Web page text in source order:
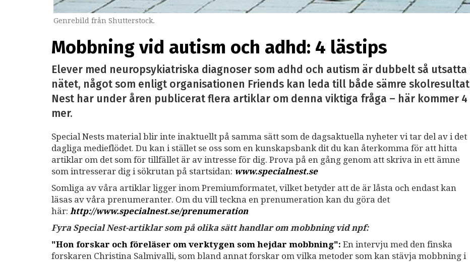
Genrebild från Shutterstock.
Mobbning vid autism och adhd: 4 lästips
Elever med neuropsykiatriska diagnoser som adhd och autism är dubbelt så
nätet, något som enligt organisationen Friends kan leda till både sämre
Nest har under åren publicerat flera artiklar om denna viktiga fråga – här kommer
mer.
Special Nests material blir inte inaktuellt på samma sätt som de dagsaktuella nyheter vi tar del av i det
dagliga medieflödet. Du kan i stället se oss som en kunskapsbank dit du kan återkomma för att hitta
artiklar om det som för tillfället är av intresse för dig. Prova på en gång genom att skriva in ett ämne
som intresserar dig i sökrutan på startsidan: www.specialnest.se
Somliga av våra artiklar ligger inom Premiumformatet, vilket betyder att de är låsta och endast kan
läsas av våra prenumeranter. Om du vill teckna en prenumeration kan du göra det
här: http://www.specialnest.se/prenumeration
Fyra Special Nest-artiklar som på olika sätt handlar om mobbning vid npf:
"Hon forskar och föreläser om verktygen som hejdar mobbning": En intervju med den finska
forskaren Christina Salmivalli, som bland annat forskar om vilka metoder som kan stävja mobbning i